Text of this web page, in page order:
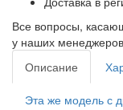
Все вопросы,
у наших
Описание
Эта же модель с